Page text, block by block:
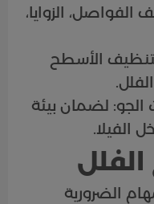
الزوايا،
الأسطح
لضمان بيئة
الفيلا.
الضرورية